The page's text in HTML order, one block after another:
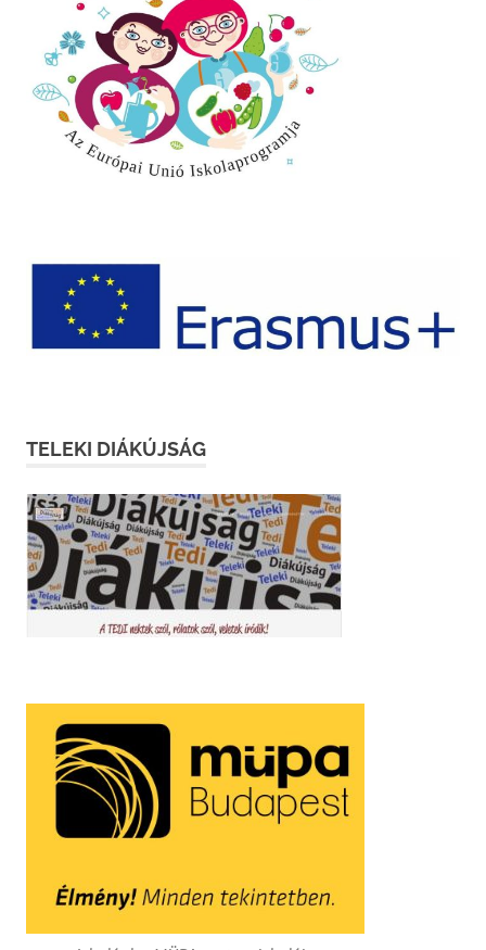
TELEKI DIÁKÚJSÁG